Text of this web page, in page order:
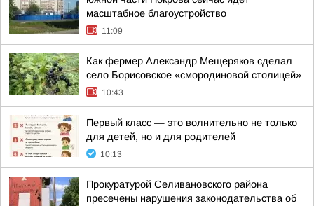
масштабное благоустройство
11:09
Как фермер Александр Мещеряков сделал
село Борисовское «смородиновой столицей»
10:43
Первый класс — это волнительно не только
для детей, но и для родителей
10:13
Прокуратурой Селивановского района
пресечены нарушения законодательства об